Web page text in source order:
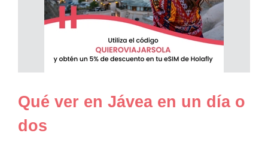
Qué ver en Jávea en un día o
dos